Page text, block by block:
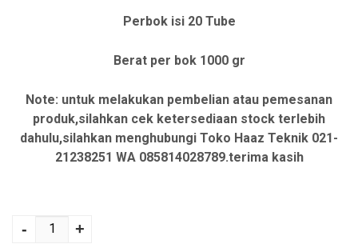
0
0
0
p
0
0
0
0
Perbok isi 20 Tube
Berat per bok 1000 gr
Note: untuk melakukan pembelian atau pemesanan
produk,silahkan cek ketersediaan stock terlebih
dahulu,silahkan menghubungi Toko Haaz Teknik 021-
21238251 WA 085814028789.terima kasih
65F90gr,Powder
- +